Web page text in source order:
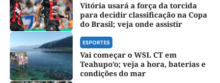
Vitória usará a força da torcida
para decidir classificação na Copa
do Brasil; veja onde assistir
ESPORTES
Vai começar o WSL CT em
Teahupo’o; veja a hora, baterias e
condições do mar